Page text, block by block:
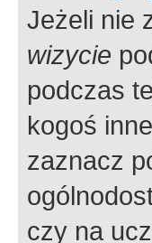
Jeżeli nie
wizycie
podczas
kogoś
zaznacz
czy na